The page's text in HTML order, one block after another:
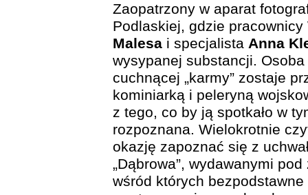
Zaopatrzony w aparat
Podlaskiej, gdzie
Malesa i specjalista Anna
wysypanej substancji.
cuchnącej „karmy” zostaje
kominiarką i peleryną
z tego, co by ją spotkało w
rozpoznana. Wielokrotnie
okazję zapoznać się z
„Dąbrowa”, wydawanymi
wśród których